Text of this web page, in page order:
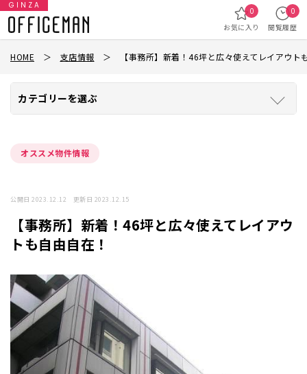
GINZA
お気に入り
0
閲覧履歴
0
HOME ＞ 支店情報 ＞ 【事務所】新着！46坪と広々使えてレイアウト
カテゴリーを選ぶ
オススメ物件情報
公開日 2023.12.12 更新日 2023.12.15
【事務所】新着！46坪と広々使えてレイアウ
トも自由自在！